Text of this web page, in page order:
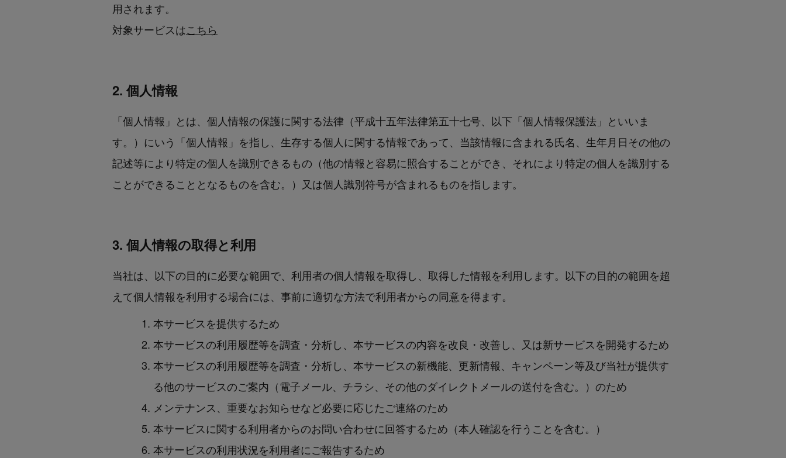
用されます。
対象サービスはこちら
2. 個人情報
「個人情報」とは、個人情報の保護に関する法律（平成十五年法律第五十七号、以下「個人情報保護法」といいま
す。）にいう「個人情報」を指し、生存する個人に関する情報であって、当該情報に含まれる氏名、生年月日その他の
記述等により特定の個人を識別できるもの（他の情報と容易に照合することができ、それにより特定の個人を識別する
ことができることとなるものを含む。）又は個人識別符号が含まれるものを指します。
3. 個人情報の取得と利用
当社は、以下の目的に必要な範囲で、利用者の個⼈情報を取得し、取得した情報を利用します。以下の⽬的の範囲を超
えて個⼈情報を利⽤する場合には、事前に適切な⽅法で利用者からの同意を得ます。
本サービスを提供するため
本サービスの利用履歴等を調査・分析し、本サービスの内容を改良・改善し、又は新サービスを開発するため
本サービスの利用履歴等を調査・分析し、本サービスの新機能、更新情報、キャンペーン等及び当社が提供す
る他のサービスのご案内（電子メール、チラシ、その他のダイレクトメールの送付を含む。）のため
メンテナンス、重要なお知らせなど必要に応じたご連絡のため
本サービスに関する利用者からのお問い合わせに回答するため（本人確認を行うことを含む。）
本サービスの利用状況を利用者にご報告するため